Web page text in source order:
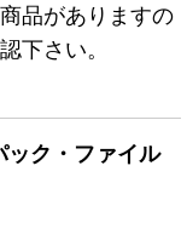
品がありますの
下さい。
ック・ファイル